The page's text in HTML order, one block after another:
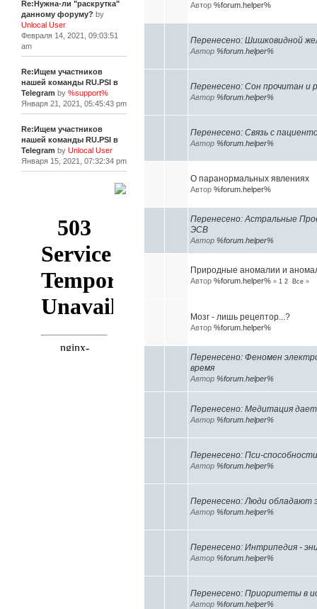
Re:Нужна-ли "раскрутка"
данному форуму? by
Unlocal User
Февраля 14, 2021, 09:03:51
am
Re:Ищем участников
нашей команды RU.PSI в
Telegram by %support%
Января 21, 2021, 05:45:43 pm
Re:Ищем участников
нашей команды RU.PSI в
Telegram by Unlocal User
Января 15, 2021, 07:32:34 pm
Автор %forum.helper%
Перенесено: Шишковидной
Автор %forum.helper%
Перенесено: Сон прочитан и
Автор %forum.helper%
Перенесено: Cвязь с
Автор %forum.helper%
О паранормальных явлениях
Автор %forum.helper%
Перенесено: Астральные
ЭСВ
Автор %forum.helper%
Природные аномалии и
Автор %forum.helper% « 1 2 Все »
Мозг - лишь рецептор...?
Автор %forum.helper%
Перенесено: Феномен
время
Автор %forum.helper%
Перенесено: Медитация
Автор %forum.helper%
Перенесено: Пси-
Автор %forum.helper%
Перенесено: Люди обладают
Автор %forum.helper%
Перенесено: Интрипедия -
Автор %forum.helper%
Перенесено: Приоритеты в
Автор %forum.helper%